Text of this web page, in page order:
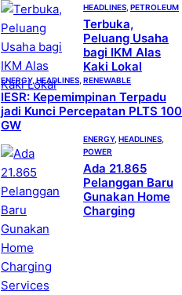
HEADLINES PETROLEUM
Terbuka,
Peluang Usaha
bagi IKM Alas
Kaki Lokal
ENERGY, HEADLINES RENEWABLE
IESR: Kepemimpinan Terpadu
jadi Kunci Percepatan PLTS 100
GW
ENERGY, HEADLINES
POWER
Ada 21.865
Pelanggan Baru
Gunakan Home
Charging